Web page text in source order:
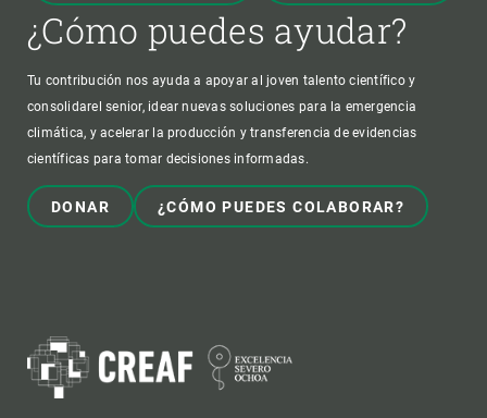
¿Cómo puedes ayudar?
Tu contribución nos ayuda a apoyar al joven talento científico y
consolidarel senior, idear nuevas soluciones para la emergencia
climática, y acelerar la producción y transferencia de evidencias
científicas para tomar decisiones informadas.
DONAR ¿CÓMO PUEDES COLABORAR?